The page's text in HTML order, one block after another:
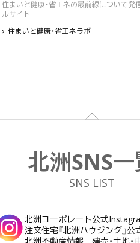
住まいと健康・省エネの最前線について発
ルサイト
住まいと健康・省エネラボ
北洲SNS
SNS LIST
北洲コーポレート公式
注文住宅『北洲ハウジング』